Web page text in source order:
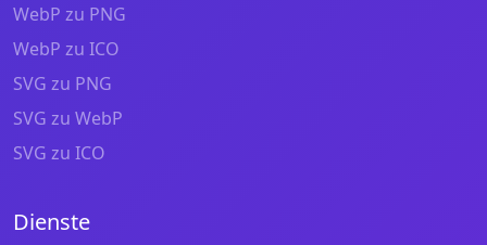
WebP zu PNG
WebP zu ICO
SVG zu PNG
SVG zu WebP
SVG zu ICO
Dienste